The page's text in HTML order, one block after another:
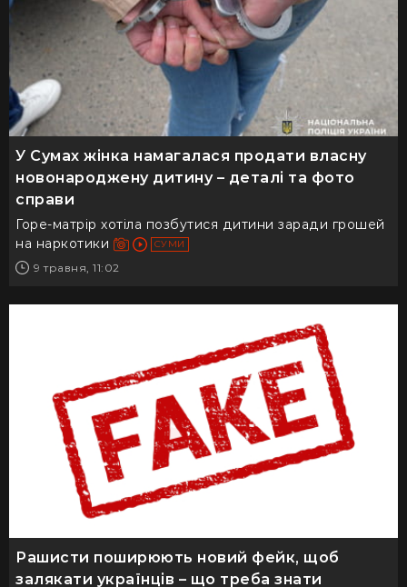
У Сумах жінка намагалася продати власну
новонароджену дитину – деталі та фото
справи
Горе-матрір хотіла позбутися дитини заради грошей
на наркотики
СУМИ
9 травня, 11:02
Рашисти поширюють новий фейк, щоб
залякати українців – що треба знати